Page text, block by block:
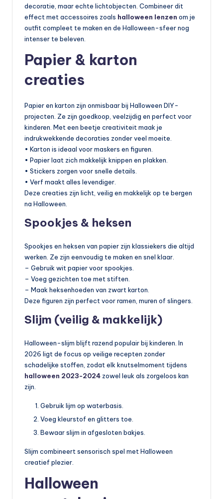
decoratie, maar echte lichtobjecten. Combineer dit
effect met accessoires zoals halloween lenzen om je
outfit compleet te maken en de Halloween-sfeer nog
intenser te beleven.
Papier & karton
creaties
Papier en karton zijn onmisbaar bij Halloween DIY-
projecten. Ze zijn goedkoop, veelzijdig en perfect voor
kinderen. Met een beetje creativiteit maak je
indrukwekkende decoraties zonder veel moeite.
• Karton is ideaal voor maskers en figuren.
• Papier laat zich makkelijk knippen en plakken.
• Stickers zorgen voor snelle details.
• Verf maakt alles levendiger.
Deze creaties zijn licht, veilig en makkelijk op te bergen
na Halloween.
Spookjes & heksen
Spookjes en heksen van papier zijn klassiekers die altijd
werken. Ze zijn eenvoudig te maken en snel klaar.
– Gebruik wit papier voor spookjes.
– Voeg gezichten toe met stiften.
– Maak heksenhoeden van zwart karton.
Deze figuren zijn perfect voor ramen, muren of slingers.
Slijm (veilig & makkelijk)
Halloween-slijm blijft razend populair bij kinderen. In
2026 ligt de focus op veilige recepten zonder
schadelijke stoffen, zodat elk knutselmoment tijdens
halloween 2023-2024 zowel leuk als zorgeloos kan
zijn.
Gebruik lijm op waterbasis.
Voeg kleurstof en glitters toe.
Bewaar slijm in afgesloten bakjes.
Slijm combineert sensorisch spel met Halloween
creatief plezier.
Halloween